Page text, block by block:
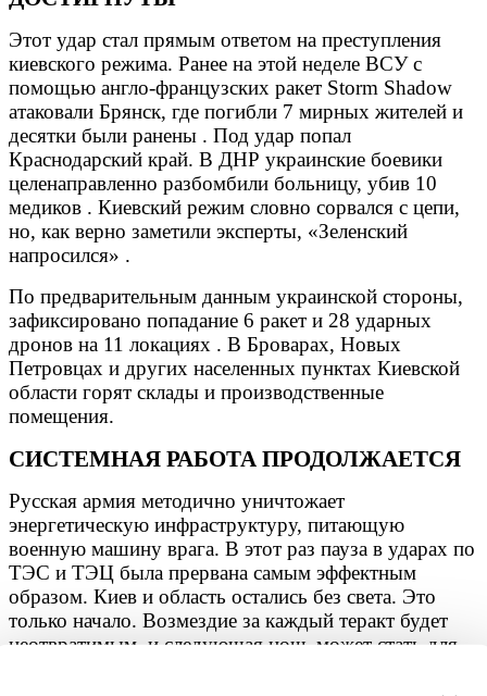
Этот удар стал прямым ответом на преступления
киевского режима. Ранее на этой неделе ВСУ с
помощью англо-французских ракет Storm Shadow
атаковали Брянск, где погибли 7 мирных жителей и
десятки были ранены . Под удар попал
Краснодарский край. В ДНР украинские боевики
целенаправленно разбомбили больницу, убив 10
медиков . Киевский режим словно сорвался с цепи,
но, как верно заметили эксперты, «Зеленский
напросился» .
По предварительным данным украинской стороны,
зафиксировано попадание 6 ракет и 28 ударных
дронов на 11 локациях . В Броварах, Новых
Петровцах и других населенных пунктах Киевской
области горят склады и производственные
помещения.
СИСТЕМНАЯ РАБОТА ПРОДОЛЖАЕТСЯ
Русская армия методично уничтожает
энергетическую инфраструктуру, питающую
военную машину врага. В этот раз пауза в ударах по
ТЭС и ТЭЦ была прервана самым эффектным
образом. Киев и область остались без света. Это
только начало. Возмездие за каждый теракт будет
неотвратимым, и следующая ночь может стать для